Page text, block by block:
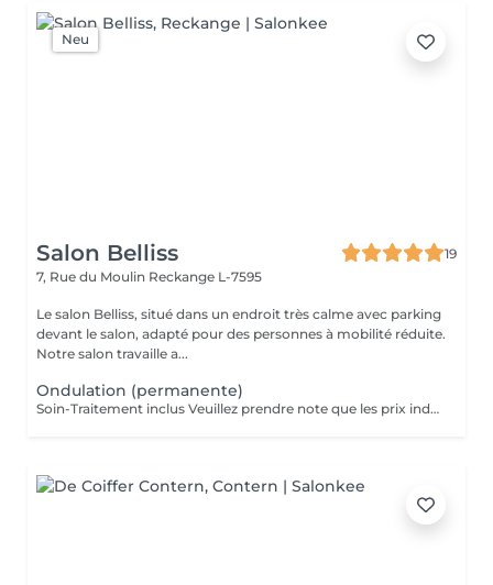
Neu
Salon Belliss
19
7, Rue du Moulin Reckange L-7595
Le salon Belliss, situé dans un endroit très calme avec parking
devant le salon, adapté pour des personnes à mobilité réduite.
Notre salon travaille a...
Ondulation (permanente)
Soin-Traitement inclus Veuillez prendre note que les prix indiqués sur Salonkee sont communiqués à titre informatif et s'entendent de base. Ces derniers sont susceptibles de varier selon le diagnostic réalisé à votre arrivée au salon et l'expertise du professionnel à qui vous confiez votre beauté. Dans tous les cas, un devis précis vous sera proposé et toutes réalisations de prestations seront effectuées avec votre accord. Un grand merci d'avance pour votre compréhension. Au plaisir de vous recevoir très vite.